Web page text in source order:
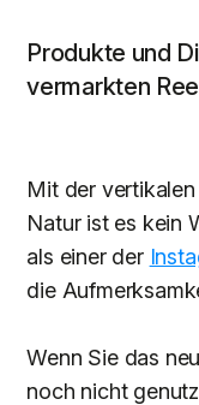
Produkte und
vermarkten
Mit der
Natur ist es kein
als einer der
die
Wenn Sie das
noch nicht